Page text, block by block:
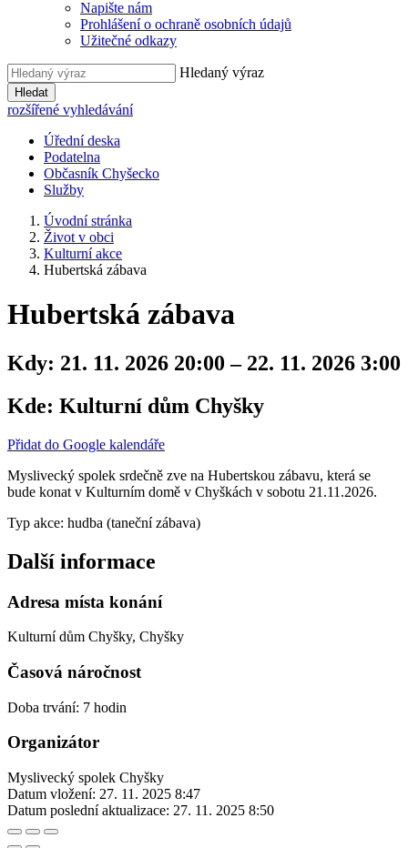
Napište nám
Prohlášení o ochraně osobních údajů
Užitečné odkazy
Hledaný výraz
Hledat
rozšířené vyhledávání
Úřední deska
Podatelna
Občasník Chyšecko
Služby
Úvodní stránka
Život v obci
Kulturní akce
Hubertská zábava
Hubertská zábava
Kdy: 21. 11. 2026 20:00 – 22. 11. 2026 3:00
Kde: Kulturní dům Chyšky
Přidat do Google kalendáře
Myslivecký spolek srdečně zve na Hubertskou zábavu, která se
bude konat v Kulturním domě v Chyškách v sobotu 21.11.2026.
Typ akce: hudba (taneční zábava)
Další informace
Adresa místa konání
Kulturní dům Chyšky, Chyšky
Časová náročnost
Doba trvání: 7 hodin
Organizátor
Myslivecký spolek Chyšky
Datum vložení: 27. 11. 2025 8:47
Datum poslední aktualizace: 27. 11. 2025 8:50